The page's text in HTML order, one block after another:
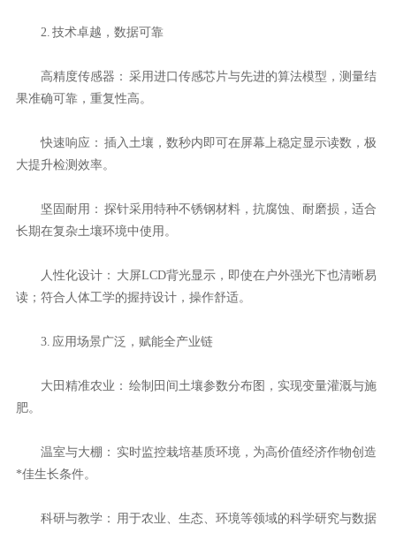
2. 技术卓越，数据可靠
高精度传感器： 采用进口传感芯片与先进的算法模型，测量结
果准确可靠，重复性高。
快速响应： 插入土壤，数秒内即可在屏幕上稳定显示读数，极
大提升检测效率。
坚固耐用： 探针采用特种不锈钢材料，抗腐蚀、耐磨损，适合
长期在复杂土壤环境中使用。
人性化设计： 大屏LCD背光显示，即使在户外强光下也清晰易
读；符合人体工学的握持设计，操作舒适。
3. 应用场景广泛，赋能全产业链
大田精准农业： 绘制田间土壤参数分布图，实现变量灌溉与施
肥。
温室与大棚： 实时监控栽培基质环境，为高价值经济作物创造
*佳生长条件。
科研与教学： 用于农业、生态、环境等领域的科学研究与数据